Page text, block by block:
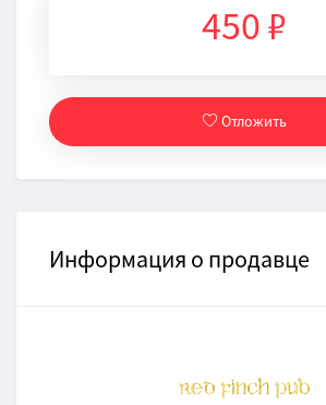
450 ₽
Отложить
Информация о продавце